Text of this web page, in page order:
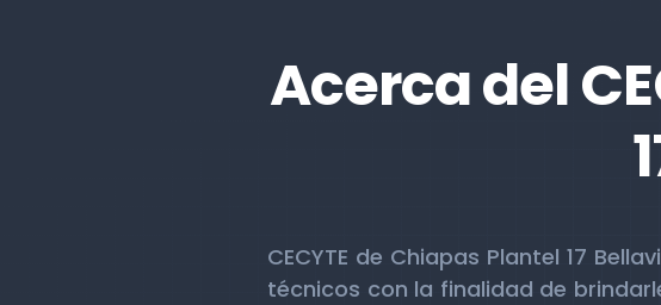
Acerca del
CECYTE de Chiapas Plantel 17
técnicos con la finalidad de